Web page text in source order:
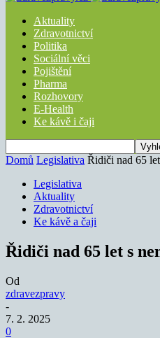
Aktuality
Zdravotnictví
Politika
Sociální věci
Pojištění
Pharma
Rozhovory
E-Health
Ke kávě i čaji
Domů Legislativa Řidiči nad 65
Legislativa
Aktuality
Zdravotnictví
Ke kávě a čaji
Řidiči nad 65 let s
Od
zdravezpravy
-
7. 2. 2025
0